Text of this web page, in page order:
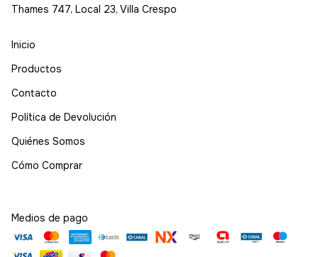
Thames 747, Local 23, Villa Crespo
Inicio
Productos
Contacto
Política de Devolución
Quiénes Somos
Cómo Comprar
Medios de pago